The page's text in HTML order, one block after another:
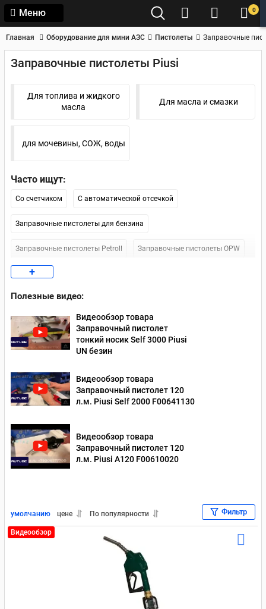
Меню 0
Главная Оборудование для мини АЗС Пистолеты Заправочные
Заправочные пистолеты Piusi
Для топлива и жидкого
масла
Для масла и смазки
для мочевины, СОЖ, воды
Часто ищут:
Со счетчиком С автоматической отсечкой
Заправочные пистолеты для бензина
Заправочные пистолеты Petroll Заправочные пистолеты OPW
Заправочные пистолеты Piusi
Заправочные пистолеты БелАвтоКомплект (Белак)
Заправочные пистолеты ZVA
+
Полезные видео:
Видеообзор товара
Заправочный пистолет
тонкий носик Self 3000 Piusi
UN безин
Видеообзор товара
Заправочный пистолет 120
л.м. Piusi Self 2000 F00641130
Видеообзор товара
Заправочный пистолет 120
л.м. Piusi А120 F00610020
умолчанию цене По популярности Фильтр
Видеообзор